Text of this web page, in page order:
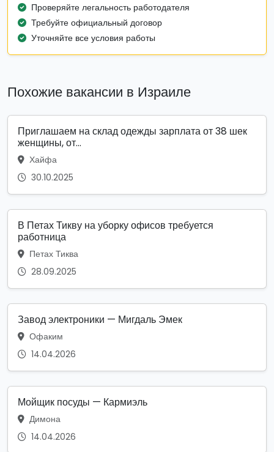
Проверяйте легальность работодателя
Требуйте официальный договор
Уточняйте все условия работы
Похожие вакансии в Израиле
Приглашаем на склад одежды зарплата от 38 шек
женщины, от...
Хайфа
30.10.2025
В Петах Тикву на уборку офисов требуется
работница
Петах Тиква
28.09.2025
Завод электроники — Мигдаль Эмек
Офаким
14.04.2026
Мойщик посуды — Кармиэль
Димона
14.04.2026